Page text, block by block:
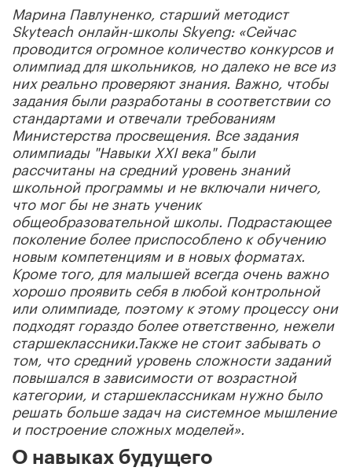
Марина Павлуненко, старший методист
Skyteach онлайн-школы Skyeng: «Сейчас
проводится огромное количество конкурсов и
олимпиад для школьников, но далеко не все из
них реально проверяют знания. Важно, чтобы
задания были разработаны в соответствии со
стандартами и отвечали требованиям
Министерства просвещения. Все задания
олимпиады "Навыки XXI века" были
рассчитаны на средний уровень знаний
школьной программы и не включали ничего,
что мог бы не знать ученик
общеобразовательной школы. Подрастающее
поколение более приспособлено к обучению
новым компетенциям и в новых форматах.
Кроме того, для малышей всегда очень важно
хорошо проявить себя в любой контрольной
или олимпиаде, поэтому к этому процессу они
подходят гораздо более ответственно, нежели
старшеклассники.Также не стоит забывать о
том, что средний уровень сложности заданий
повышался в зависимости от возрастной
категории, и старшеклассникам нужно было
решать больше задач на системное мышление
и построение сложных моделей».
О навыках будущего